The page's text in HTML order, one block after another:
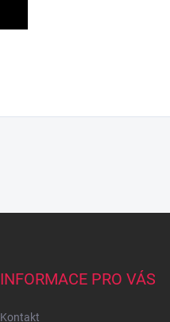
INFORMACE PRO VÁS
Kontakt